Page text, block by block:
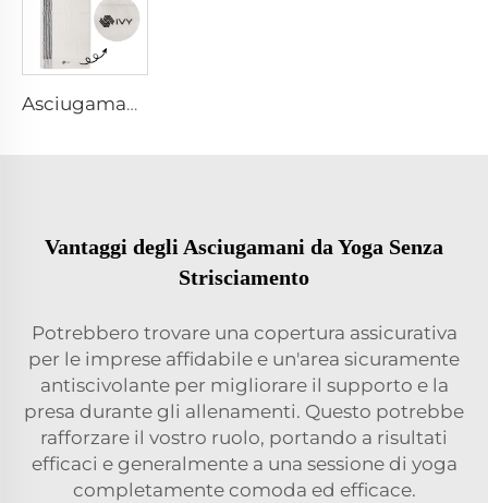
Asciugamano da golf da bagagliaio
Vantaggi degli Asciugamani da Yoga Senza
Strisciamento
Potrebbero trovare una copertura assicurativa
per le imprese affidabile e un'area sicuramente
antiscivolante per migliorare il supporto e la
presa durante gli allenamenti. Questo potrebbe
rafforzare il vostro ruolo, portando a risultati
efficaci e generalmente a una sessione di yoga
completamente comoda ed efficace.